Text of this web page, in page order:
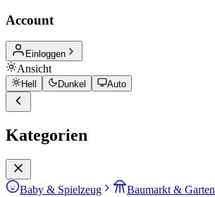
Account
Einloggen
Ansicht
Hell Dunkel Auto
Kategorien
Baby & Spielzeug Baumarkt & Garten